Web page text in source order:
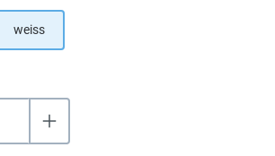
ist zurzeit nicht verfügbar.)
weiss